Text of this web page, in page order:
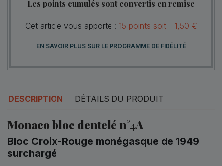
Les points cumulés sont convertis en remise
Cet article vous apporte : 15 points soit - 1,50 €
EN SAVOIR PLUS SUR LE PROGRAMME DE FIDÉLITÉ
DESCRIPTION DÉTAILS DU PRODUIT
Monaco bloc dentelé n°4A
Bloc Croix-Rouge monégasque de 1949
surchargé